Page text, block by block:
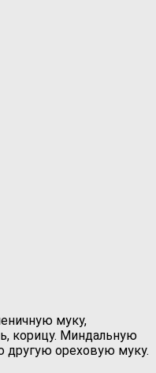
муку,
корицу. Миндальную
ореховую муку.